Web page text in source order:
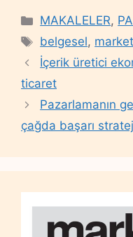
Categories
MAKALELER,
Tags
belgesel,
İçerik üretici
ticaret
Pazarlamanın
çağda başarı